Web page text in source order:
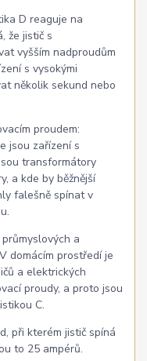
D reaguje na
že jistič s
vyšším nadproudům
s vysokými
několik sekund nebo
proudem:
jsou zařízení s
transformátory
a kde by běžnější
falešně spínat v
a
domácím prostředí je
a elektrických
proudy, a proto jsou
C.
při kterém jistič spíná
to 25 ampérů.